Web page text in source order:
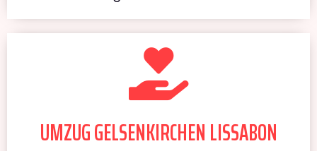
UMZUG GELSENKIRCHEN LISSABON